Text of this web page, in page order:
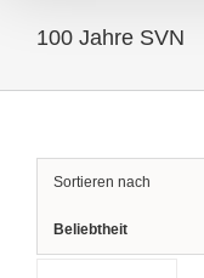
100 Jahre SVN
Sortieren nach
Beliebtheit